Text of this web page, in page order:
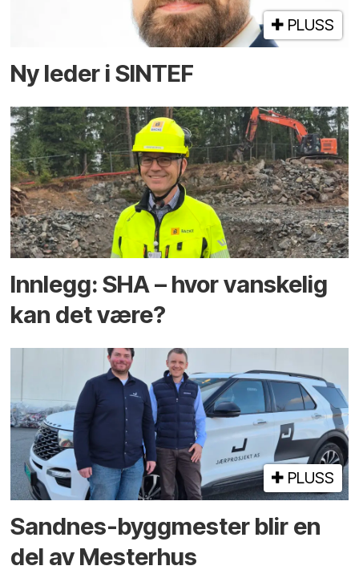
PLUSS
Ny leder i SINTEF
Innlegg: SHA – hvor vanskelig
kan det være?
PLUSS
Sandnes-byggmester blir en
del av Mesterhus